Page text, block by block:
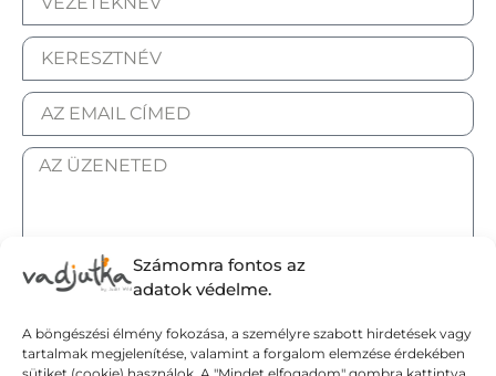
Számomra fontos az
adatok védelme.
A böngészési élmény fokozása, a személyre szabott hirdetések vagy
tartalmak megjelenítése, valamint a forgalom elemzése érdekében
ELFOGADOM AZ ADATKEZELÉSI TÁJÉKOZTATÓT.
Elküldöm